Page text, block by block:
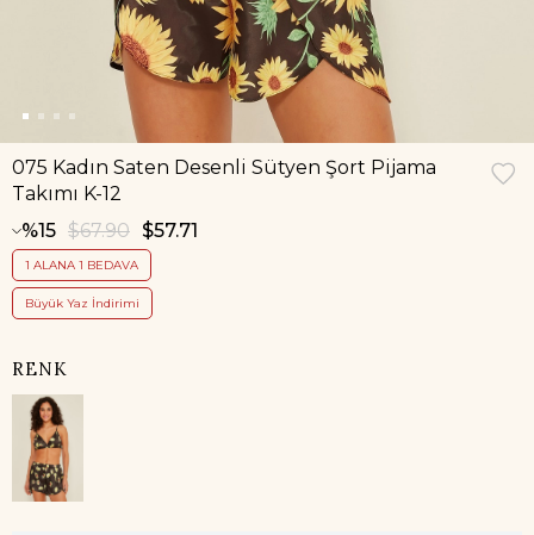
075 Kadın Saten Desenli Sütyen Şort Pijama
Takımı K-12
15 $67.90 $57.71
1 ALANA 1 BEDAVA
Büyük Yaz İndirimi
RENK